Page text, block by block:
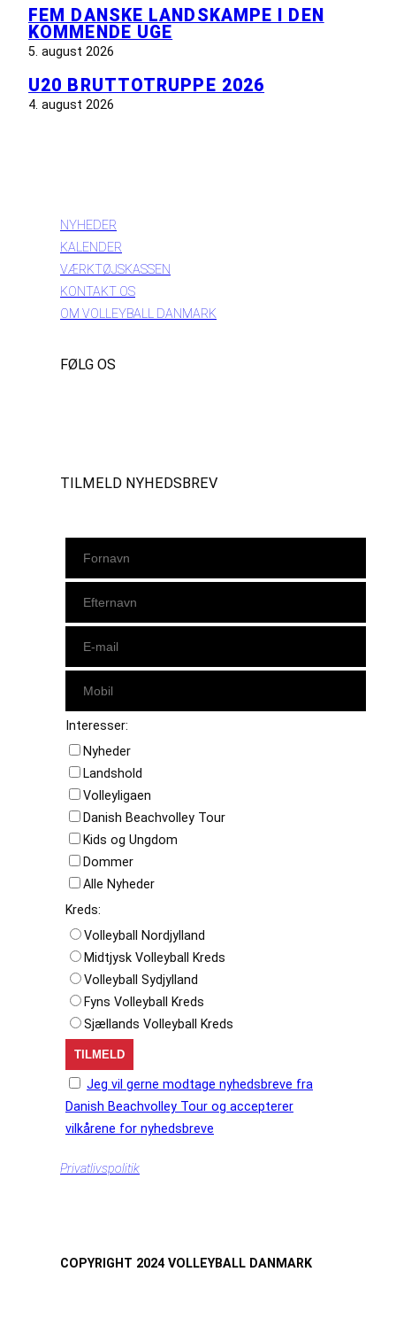
FEM DANSKE LANDSKAMPE I DEN
KOMMENDE UGE
5. august 2026
U20 BRUTTOTRUPPE 2026
4. august 2026
NYHEDER
KALENDER
VÆRKTØJSKASSEN
KONTAKT OS
OM VOLLEYBALL DANMARK
FØLG OS
TILMELD NYHEDSBREV
Interesser:
Nyheder
Landshold
Volleyligaen
Danish Beachvolley Tour
Kids og Ungdom
Dommer
Alle Nyheder
Kreds:
Volleyball Nordjylland
Midtjysk Volleyball Kreds
Volleyball Sydjylland
Fyns Volleyball Kreds
Sjællands Volleyball Kreds
Jeg vil gerne modtage nyhedsbreve fra
Danish Beachvolley Tour og accepterer
vilkårene for nyhedsbreve
Privatlivspolitik
COPYRIGHT 2024 VOLLEYBALL DANMARK